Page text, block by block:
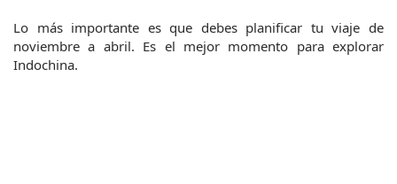
Lo más importante es que debes planificar tu viaje de
noviembre a abril. Es el mejor momento para explorar
Indochina.